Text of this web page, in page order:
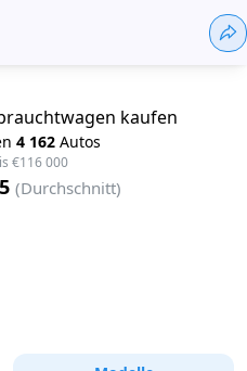
kaufen
4 162 Autos
€116 000
(Durchschnitt)